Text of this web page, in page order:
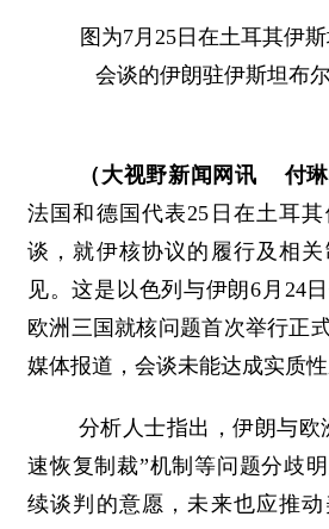
图为7月25日在土耳其伊斯
会谈的伊朗驻伊斯坦布
（大视野新闻网讯 付
法国和德国代表25日在土耳
谈，就伊核协议的履行及相
见。这是以色列与伊朗6月24
欧洲三国就核问题首次举行正
媒体报道，会谈未能达成实质性
分析人士指出，伊朗与欧
速恢复制裁”机制等问题分歧
续谈判的意愿，未来也应推